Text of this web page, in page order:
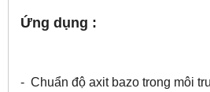
Ứng dụng :
- Chuẩn độ axit bazo trong môi